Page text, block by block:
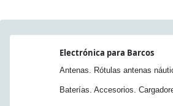
Electrónica para Barcos
Antenas. Rótulas antenas
Baterías. Accesorios.